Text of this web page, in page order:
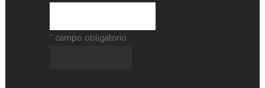
* campo obligatorio